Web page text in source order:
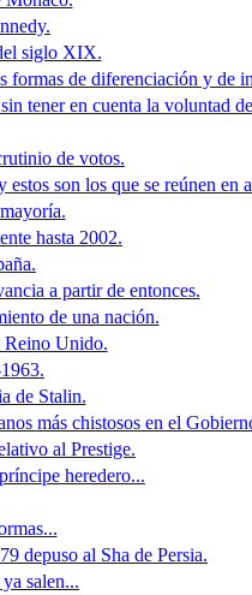
siglo XIX.
formas de diferenciación y de
tener en cuenta la voluntad
de votos.
son los que se reúnen en
hasta 2002.
a partir de entonces.
de una nación.
Reino Unido.
de Stalin.
más chistosos en el
al Prestige.
heredero...
depuso al Sha de Persia.
salen...